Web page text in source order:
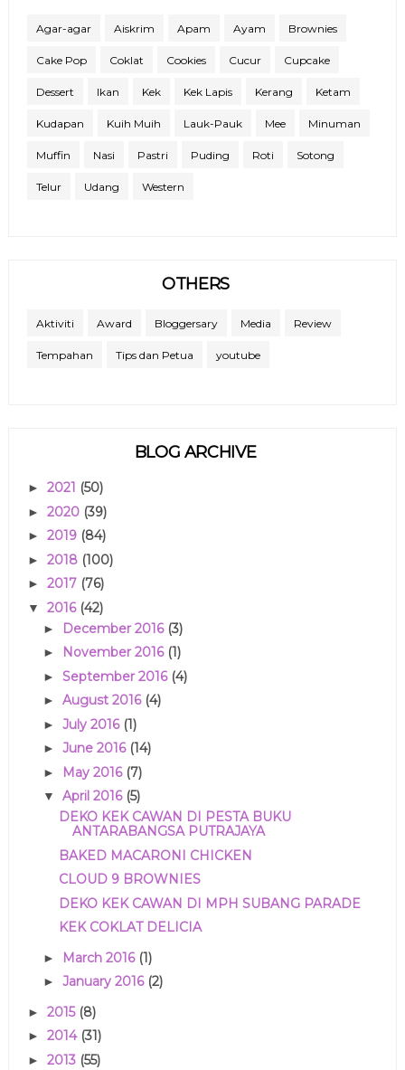
Agar-agar Aiskrim Apam Ayam Brownies
Cake Pop Coklat Cookies Cucur Cupcake
Dessert Ikan Kek Kek Lapis Kerang Ketam
Kudapan Kuih Muih Lauk-Pauk Mee Minuman
Muffin Nasi Pastri Puding Roti Sotong
Telur Udang Western
OTHERS
Aktiviti Award Bloggersary Media Review
Tempahan Tips dan Petua youtube
BLOG ARCHIVE
► 2021 (50)
► 2020 (39)
► 2019 (84)
► 2018 (100)
► 2017 (76)
▼ 2016 (42)
► December 2016 (3)
► November 2016 (1)
► September 2016 (4)
► August 2016 (4)
► July 2016 (1)
► June 2016 (14)
► May 2016 (7)
▼ April 2016 (5)
DEKO KEK CAWAN DI PESTA BUKU
ANTARABANGSA PUTRAJAYA
BAKED MACARONI CHICKEN
CLOUD 9 BROWNIES
DEKO KEK CAWAN DI MPH SUBANG PARADE
KEK COKLAT DELICIA
► March 2016 (1)
► January 2016 (2)
► 2015 (8)
► 2014 (31)
► 2013 (55)